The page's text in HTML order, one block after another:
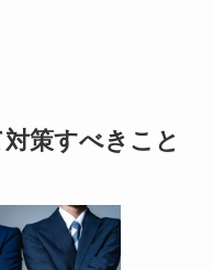
策すべきこと